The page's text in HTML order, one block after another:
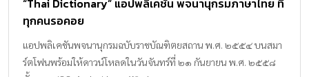
ทุกคนรอคอย
แอปพลิเคชันพจนานุกรมฉบับราชบัณฑิตยสถาน พ.ศ. ๒๕๕๔ บนสมา
ร์ตโฟนพร้อมให้ดาวน์โหลดในวันจันทร์ที่ ๒๑ กันยายน พ.ศ. ๒๕๕๘